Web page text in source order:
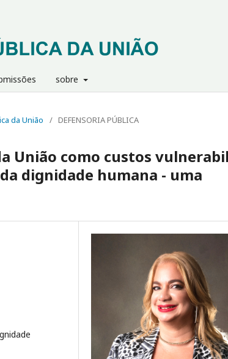
sobre
da União / DEFENSORIA PÚBLICA
União como custos
dignidade humana - uma